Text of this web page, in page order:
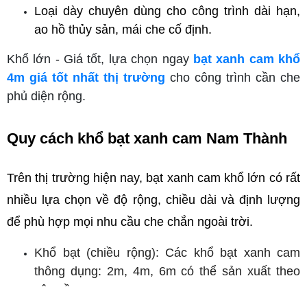
Loại dày chuyên dùng cho công trình dài hạn,
ao hồ thủy sản, mái che cố định.
Khổ lớn - Giá tốt, lựa chọn ngay bạt xanh cam khổ
4m giá tốt nhất thị trường cho công trình cần che
phủ diện rộng.
Quy cách khổ bạt xanh cam Nam Thành
Trên thị trường hiện nay, bạt xanh cam khổ lớn có rất
nhiều lựa chọn về độ rộng, chiều dài và định lượng
để phù hợp mọi nhu cầu che chắn ngoài trời.
Khổ bạt (chiều rộng): Các khổ bạt xanh cam
thông dụng: 2m, 4m, 6m có thể sản xuất theo